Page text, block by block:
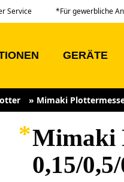
Service *Für gewerbliche
GERÄTE
» Mimaki
Mimaki
0,15/